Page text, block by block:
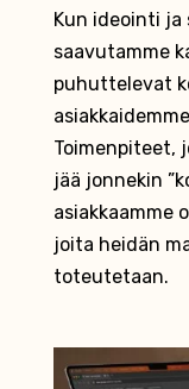
Kun ideointi
saavutamme
puhuttelevat
Toimenpiteet,
jää jonnekin
asiakkaamme
joita heidän
toteutetaan.